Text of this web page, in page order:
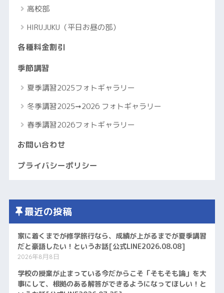
高校部
HIRUJUKU（平日お昼の部）
各種料金割引
季節講習
夏季講習2025フォトギャラリー
冬季講習2025➞2026 フォトギャラリー
春季講習2026フォトギャラリー
お問い合わせ
プライバシーポリシー
最近の投稿
家に着くまでが修学旅行なら、成績が上がるまでが夏季講習
だと豪語したい！というお話[公式LINE2026.08.08]
2026年8月8日
学校の授業が止まっている今だからこそ「そもそも論」を大
事にして、根拠のある解答ができるようになってほしい！と